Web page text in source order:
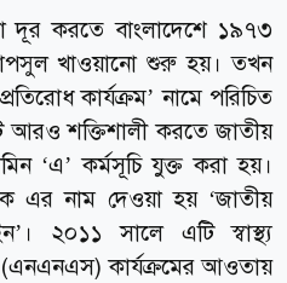
দূর করতে বাংলাদেশে ১৯৭৩
খাওয়ানো শুরু হয়। তখন
কার্যক্রম’ নামে পরিচিত
আরও শক্তিশালী করতে জাতীয়
‘এ’ কর্মসূচি যুক্ত করা হয়।
এর নাম দেওয়া হয় ‘জাতীয়
২০১১ সালে এটি স্বাস্থ্য
(এনএনএস) কার্যক্রমের আওতায়